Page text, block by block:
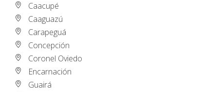
Caacupé
Caaguazú
Carapeguá
Concepción
Coronel Oviedo
Encarnación
Guairá